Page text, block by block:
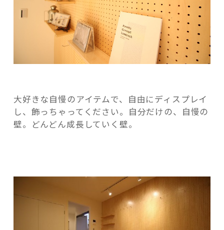
大好きな自慢のアイテムで、自由にディスプレイ
し、飾っちゃってください。自分だけの、自慢の
壁。どんどん成長していく壁。